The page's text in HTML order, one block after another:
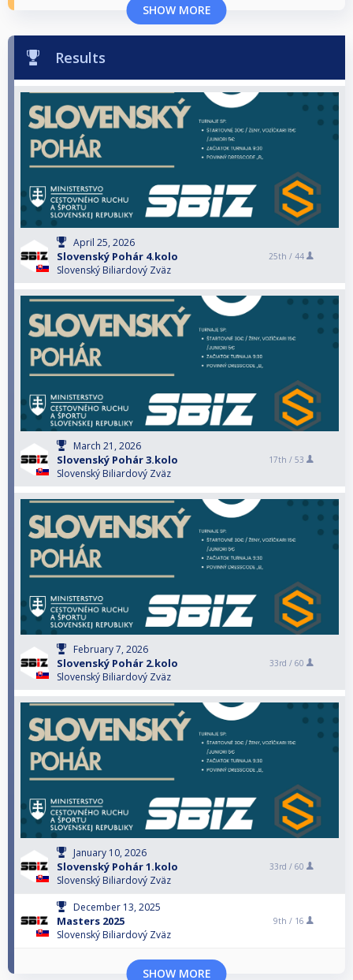
SHOW MORE
Results
April 25, 2026
Slovenský Pohár 4.kolo
Slovenský Biliardový Zväz
25th / 44
March 21, 2026
Slovenský Pohár 3.kolo
Slovenský Biliardový Zväz
17th / 53
February 7, 2026
Slovenský Pohár 2.kolo
Slovenský Biliardový Zväz
33rd / 60
January 10, 2026
Slovenský Pohár 1.kolo
Slovenský Biliardový Zväz
33rd / 60
December 13, 2025
Masters 2025
Slovenský Biliardový Zväz
9th / 16
SHOW MORE